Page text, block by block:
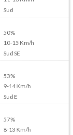
Sud
50%
10-15 Km/h
Sud SE
53%
9-14Km/h
Sud E
57%
8-13 Km/h